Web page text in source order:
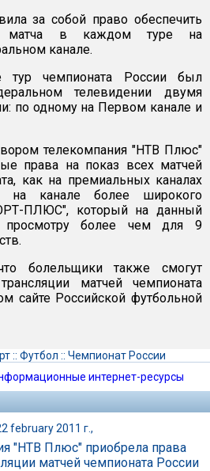
за собой право обеспечить
матча в каждом туре на
канале.
чемпионата России был
телевидении двумя
по одному на Первом канале и
телекомпания "НТВ Плюс"
права на показ всех матчей
как на премиальных каналах
канале более широкого
ПЛЮС", который на данный
просмотру более чем для 9
болельщики также смогут
матчей чемпионата
сайте Российской футбольной
:: Футбол :: Чемпионат России
интернет-ресурсы
february 2011 г.,
"НТВ Плюс" приобрела права
матчей чемпионата России